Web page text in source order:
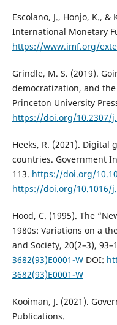
Escolano, J., Honjo, K., &
International Monetary
https://www.imf.org/
Grindle, M. S. (2019).
democratization, and
Princeton University
https://doi.org/10.2307/
Heeks, R. (2021).
countries. Government
113. https://doi.org/
https://doi.org/10.1016/
Hood, C. (1995). The
1980s: Variations on a
and Society, 20(2–3),
3682(93)E0001-WDOI:
3682(93)E0001-W
Kooiman, J. (2021).
Publications.